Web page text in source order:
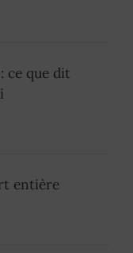
ce que dit
entière